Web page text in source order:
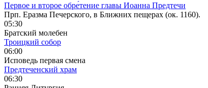
Первое и второе обре́тение главы Иоанна Предтечи
Прп. Еразма Печерского, в Ближних пещерах (ок. 1160).
05:30
Братский молебен
Троицкий собор
06:00
Исповедь первая смена
Предтеченский храм
06:30